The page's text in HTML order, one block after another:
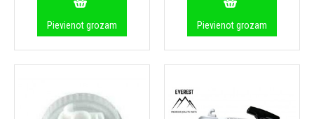
Pievienot grozam Pievienot grozam